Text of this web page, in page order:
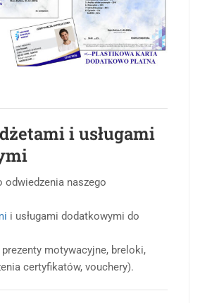
i usługami
odwiedzenia naszego
i usługami dodatkowymi do
motywacyjne, breloki,
certyfikatów, vouchery).